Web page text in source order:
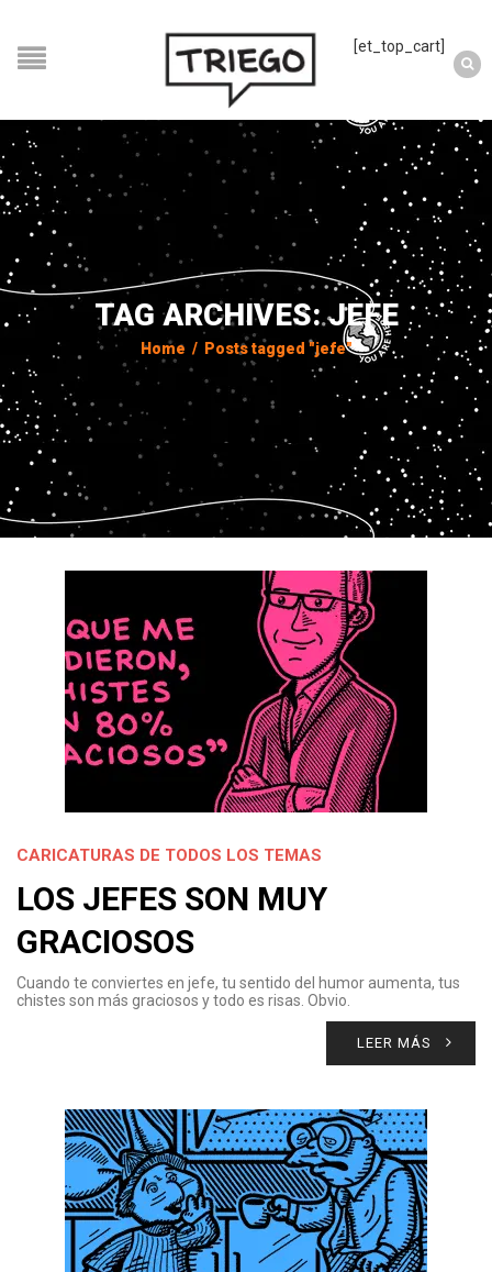
[et_top_cart]
TAG ARCHIVES: JEFE
Home / Posts tagged "jefe"
CARICATURAS DE TODOS LOS TEMAS
LOS JEFES SON MUY
GRACIOSOS
Cuando te conviertes en jefe, tu sentido del humor aumenta, tus
chistes son más graciosos y todo es risas. Obvio.
LEER MÁS